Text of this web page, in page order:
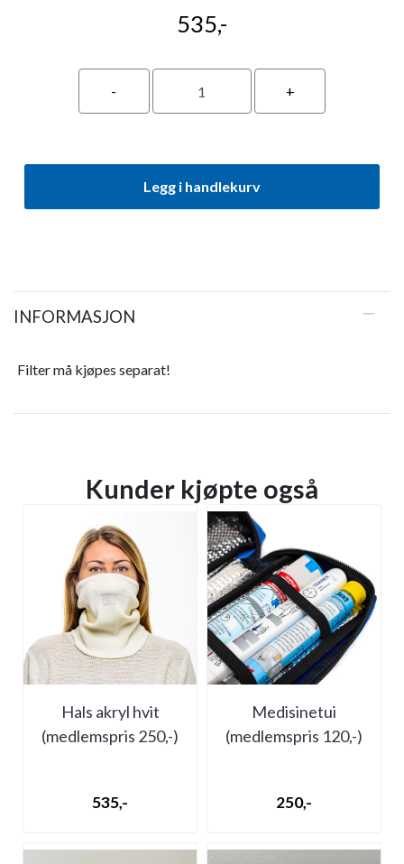
535,-
Legg i handlekurv
INFORMASJON
Filter må kjøpes separat!
Kunder kjøpte også
Hals akryl hvit
(medlemspris 250,-)
535,-
Medisinetui
(medlemspris 120,-)
250,-